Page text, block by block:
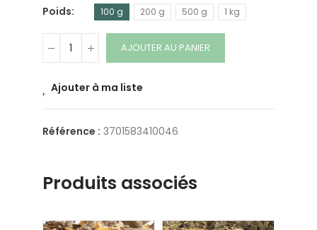
Poids 100 g 200 g 500 g 1 kg
AJOUTER AU PANIER
Ajouter à ma liste
Référence : 3701583410046
Produits associés